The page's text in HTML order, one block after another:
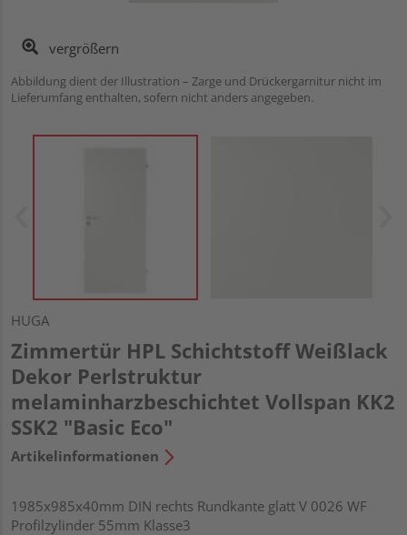
vergrößern
Abbildung dient der Illustration – Zarge und Drückergarnitur nicht im
Lieferumfang enthalten, sofern nicht anders angegeben.
HUGA
Zimmertür HPL Schichtstoff Weißlack
Dekor Perlstruktur
melaminharzbeschichtet Vollspan KK2
SSK2 "Basic Eco"
Artikelinformationen
1985x985x40mm DIN rechts Rundkante glatt V 0026 WF
Profilzylinder 55mm Klasse3